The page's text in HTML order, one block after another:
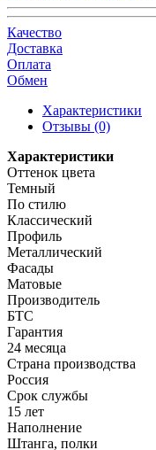
Качество
Доставка
Оплата
Обмен
Характеристики
Отзывы (0)
Характеристики
Оттенок цвета
Темный
По стилю
Классический
Профиль
Металлический
Фасады
Матовые
Производитель
БТС
Гарантия
24 месяца
Страна производства
Россия
Срок службы
15 лет
Наполнение
Штанга, полки